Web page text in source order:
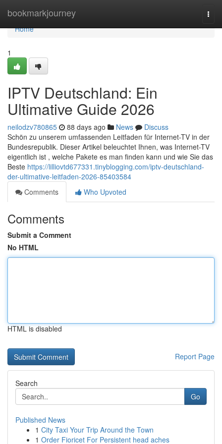
bookmarkjourney
Home
Home
1
IPTV Deutschland: Ein
Ultimative Guide 2026
neilodzv780865 88 days ago News
Discuss
Schön zu unserem umfassenden Leitfaden für Internet-TV in der
Bundesrepublik. Dieser Artikel beleuchtet Ihnen, was Internet-TV
eigentlich ist , welche Pakete es man finden kann und wie Sie das
Beste https://lilliovtd677331.tinyblogging.com/iptv-deutschland-
der-ultimative-leitfaden-2026-85403584
Comments
Who Upvoted
Comments
Submit a Comment
No HTML
HTML is disabled
Report Page
Search
Go
Published News
1 City Taxi Your Trip Around the Town
1 Order Fioricet For Persistent head aches